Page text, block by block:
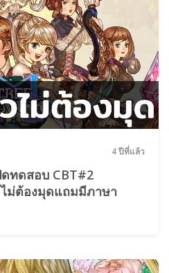
4 ปีที่แล้ว
ทดสอบ CBT#2
ไม่ต้องมุดแถมมีภาษา